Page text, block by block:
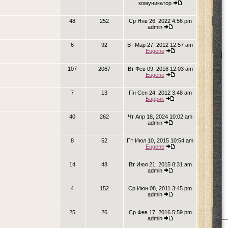
комуникатор
48 252
Ср Янв 26, 2022 4:56 pm
admin
6 92
Вт Мар 27, 2012 12:57 am
Eugene
107 2067
Вт Фев 09, 2016 12:03 am
Eugene
7 13
Пн Сен 24, 2012 3:48 am
Баррик
40 262
Чт Апр 18, 2024 10:02 am
admin
8 52
Пт Июл 10, 2015 10:54 am
Eugene
14 48
Вт Июл 21, 2015 8:31 am
admin
4 152
Ср Июн 08, 2011 3:45 pm
admin
25 26
Ср Фев 17, 2016 5:59 pm
admin